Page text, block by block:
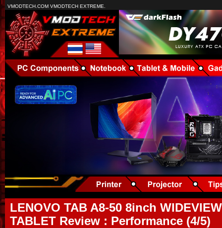
VMODTECH.COM VMODTECH EXTREME.
LENOVO TAB A8-50 8inch
TABLET Review : Performance (4/5)